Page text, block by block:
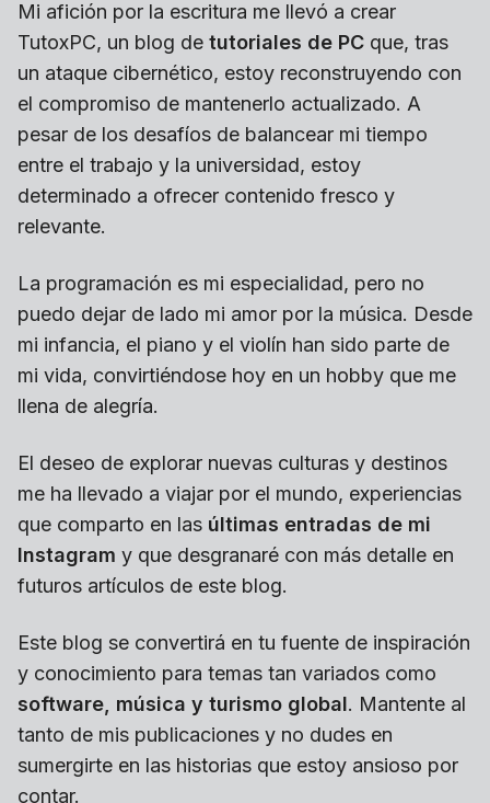
Mi afición por la escritura me llevó a crear
TutoxPC, un blog de tutoriales de PC que, tras
un ataque cibernético, estoy reconstruyendo con
el compromiso de mantenerlo actualizado. A
pesar de los desafíos de balancear mi tiempo
entre el trabajo y la universidad, estoy
determinado a ofrecer contenido fresco y
relevante.
La programación es mi especialidad, pero no
puedo dejar de lado mi amor por la música. Desde
mi infancia, el piano y el violín han sido parte de
mi vida, convirtiéndose hoy en un hobby que me
llena de alegría.
El deseo de explorar nuevas culturas y destinos
me ha llevado a viajar por el mundo, experiencias
que comparto en las últimas entradas de mi
Instagram y que desgranaré con más detalle en
futuros artículos de este blog.
Este blog se convertirá en tu fuente de inspiración
y conocimiento para temas tan variados como
software, música y turismo global. Mantente al
tanto de mis publicaciones y no dudes en
sumergirte en las historias que estoy ansioso por
contar.